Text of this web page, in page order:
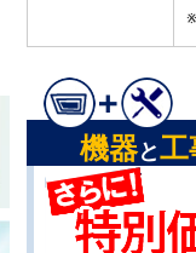
機器と工